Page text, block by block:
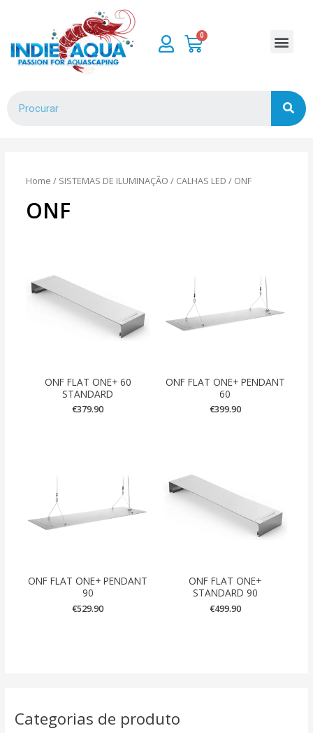
Categorias de produto
Home / SISTEMAS DE ILUMINAÇÃO / CALHAS LED / ONF
ONF
ONF FLAT ONE+ 60
STANDARD
€379.90
ONF FLAT ONE+ PENDANT
60
€399.90
ONF FLAT ONE+ PENDANT
90
€529.90
ONF FLAT ONE+
STANDARD 90
€499.90